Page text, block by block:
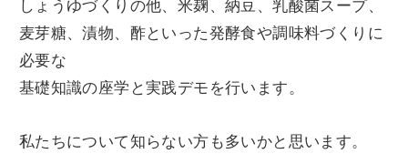
麦芽糖、漬物、酢といった発酵食や調味料づくりに
必要な
基礎知識の座学と実践デモを行います。
私たちについて知らない方も多いかと思います。